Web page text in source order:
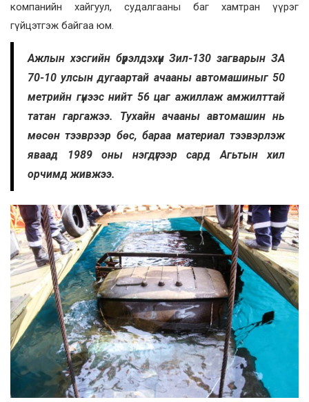
компанийн хайгуул, судалгааны баг хамтран үүрэг
гүйцэтгэж байгаа юм.
Ажлын хэсгийн бүрэлдэхүүн Зил-130 загварын ЗА
70-10 улсын дугаартай ачааны автомашиныг 50
метрийн гүнээс нийт 56 цаг ажиллаж амжилттай
татан гаргажээ. Тухайн ачааны автомашин нь
мөсөн тээврээр бөс, бараа материал тээвэрлэж
яваад 1989 оны нэгдүгээр сард Агьтын хил
орчимд живжээ.